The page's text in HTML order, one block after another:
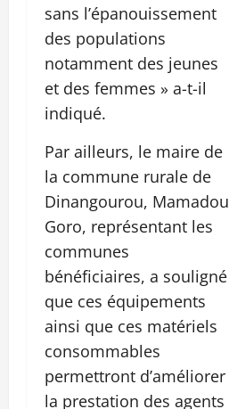
sans l’épanouissement
des populations
notamment des jeunes
et des femmes » a-t-il
indiqué.
Par ailleurs, le maire de
la commune rurale de
Dinangourou, Mamadou
Goro, représentant les
communes
bénéficiaires, a souligné
que ces équipements
ainsi que ces matériels
consommables
permettront d’améliorer
la prestation des agents